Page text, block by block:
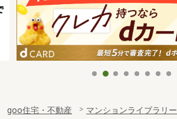
goo住宅・不動産 マンションライブラリー